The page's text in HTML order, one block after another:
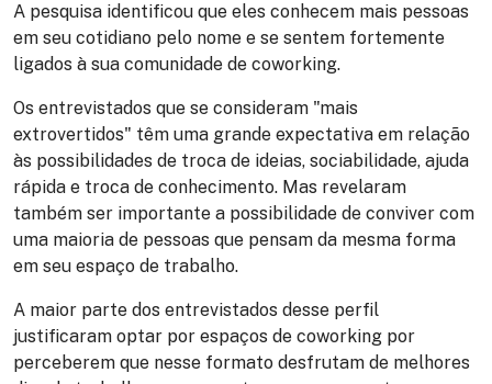
A pesquisa identificou que eles conhecem mais pessoas
em seu cotidiano pelo nome e se sentem fortemente
ligados à sua comunidade de coworking.
Os entrevistados que se consideram "mais
extrovertidos" têm uma grande expectativa em relação
às possibilidades de troca de ideias, sociabilidade, ajuda
rápida e troca de conhecimento. Mas revelaram
também ser importante a possibilidade de conviver com
uma maioria de pessoas que pensam da mesma forma
em seu espaço de trabalho.
A maior parte dos entrevistados desse perfil
justificaram optar por espaços de coworking por
perceberem que nesse formato desfrutam de melhores